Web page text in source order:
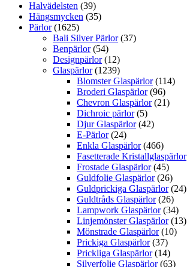
Halvädelsten (39)
Hängsmycken (35)
Pärlor (1625)
Bali Silver Pärlor (37)
Benpärlor (54)
Designpärlor (12)
Glaspärlor (1239)
Blomster Glaspärlor (114)
Broderi Glaspärlor (96)
Chevron Glaspärlor (21)
Dichroic pärlor (5)
Djur Glaspärlor (42)
E-Pärlor (24)
Enkla Glaspärlor (466)
Fasetterade Kristallglaspärlor
Frostade Glaspärlor (45)
Guldfolie Glaspärlor (26)
Guldprickiga Glaspärlor (24)
Guldtråds Glaspärlor (26)
Lampwork Glaspärlor (34)
Linjemönster Glaspärlor (13)
Mönstrade Glaspärlor (10)
Prickiga Glaspärlor (37)
Prickliga Glaspärlor (14)
Silverfolie Glaspärlor (63)